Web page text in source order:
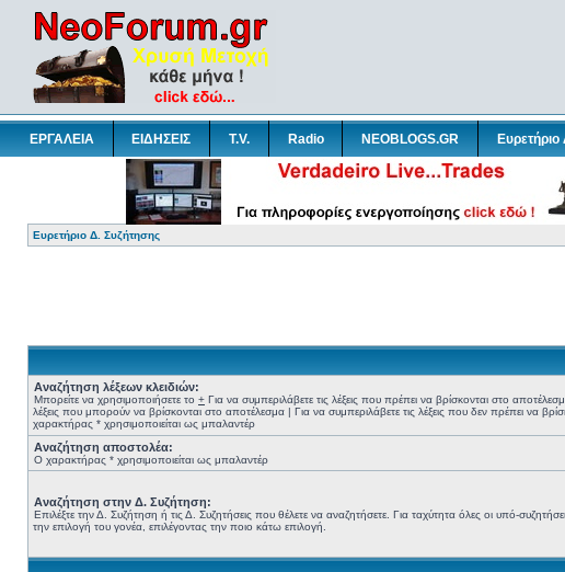
ΕΡΓΑΛΕΙΑ ΕΙΔΗΣΕΙΣ T.V. Radio NEOBLOGS.GR
Ευρετήριο Δ. Συζήτησης
Αναζήτηση λέξεων κλειδιών:
Μπορείτε να χρησιμοποιήσετε το + Για να συμπεριλάβετε τις λέξεις που πρέπει να βρίσκονται στο
λέξεις που μπορούν να βρίσκονται στο αποτέλεσμα | Για να συμπεριλάβετε τις λέξεις που δεν πρέπει να
χαρακτήρας * χρησιμοποιείται ως μπαλαντέρ
Αναζήτηση αποστολέα:
Ο χαρακτήρας * χρησιμοποιείται ως μπαλαντέρ
Αναζήτηση στην Δ. Συζήτηση:
Επιλέξτε την Δ. Συζήτηση ή τις Δ. Συζητήσεις που θέλετε να αναζητήσετε. Για ταχύτητα όλες οι υπό-
την επιλογή του γονέα, επιλέγοντας την ποιο κάτω επιλογή.